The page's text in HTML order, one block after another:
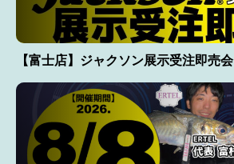
【富士店】ジャクソン展示受注即売会